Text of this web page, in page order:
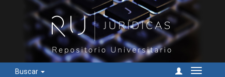
Buscar
Cambiar